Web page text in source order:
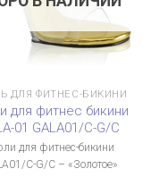
ДЛЯ ФИТНЕС-БИКИНИ
для фитнес бикини
01 GALA01/C-G/C
для фитнес-бикини
C-G/C – «Золотое»